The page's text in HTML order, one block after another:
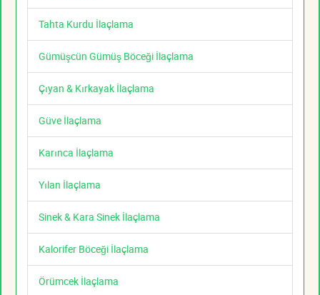
Tahta Kurdu İlaçlama
Gümüşcün Gümüş Böceği İlaçlama
Çıyan & Kırkayak İlaçlama
Güve İlaçlama
Karınca İlaçlama
Yılan İlaçlama
Sinek & Kara Sinek İlaçlama
Kalorifer Böceği İlaçlama
Örümcek İlaçlama